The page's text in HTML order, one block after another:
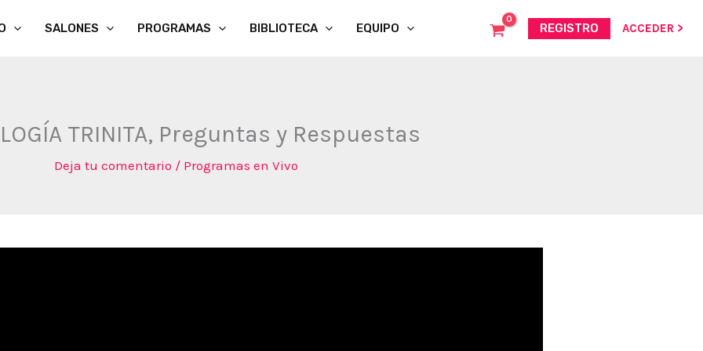
SALONES PROGRAMAS BIBLIOTECA EQUIPO REGISTRO ACCEDER >
TRINITA, Preguntas y Respuestas
Deja tu comentario / Programas en Vivo